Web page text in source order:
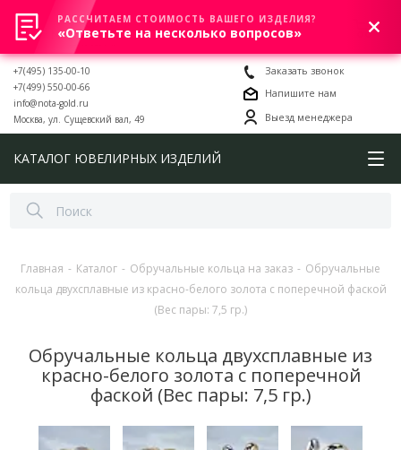
0
+7(495) 135-00-10
+7(499) 550-00-66
info@nota-gold.ru
Москва, ул. Сущевский вал, 49
Заказать звонок
Напишите нам
Выезд менеджера
КАТАЛОГ ЮВЕЛИРНЫХ ИЗДЕЛИЙ
Главная - Каталог - Обручальные кольца на заказ - Обручальные
кольца двухсплавные из красно-белого золота с поперечной фаской
(Вес пары: 7,5 гр.)
Обручальные кольца двухсплавные из
красно-белого золота с поперечной
фаской (Вес пары: 7,5 гр.)
РАССЧИТАЕМ СТОИМОСТЬ ВАШЕГО ИЗДЕЛИЯ?
«Ответьте на несколько вопросов»